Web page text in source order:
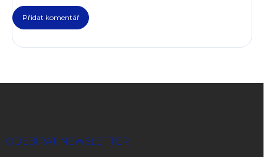
Přidat komentář
ODEBÍRAT NEWSLETTER